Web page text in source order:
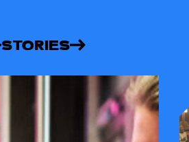
STORIES